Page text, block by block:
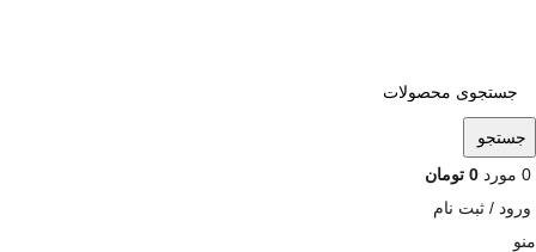
جستجو
0 مورد 0 تومان
ورود / ثبت نام
منو